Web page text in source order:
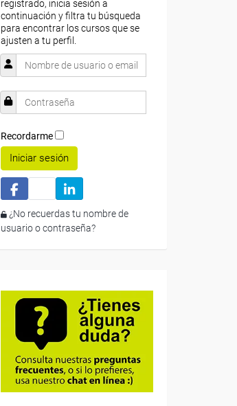
registrado, inicia sesión a
continuación y filtra tu búsqueda
para encontrar los cursos que se
ajusten a tu perfil.
Recordarme
Iniciar sesión
¿No recuerdas tu nombre de
usuario o contraseña?